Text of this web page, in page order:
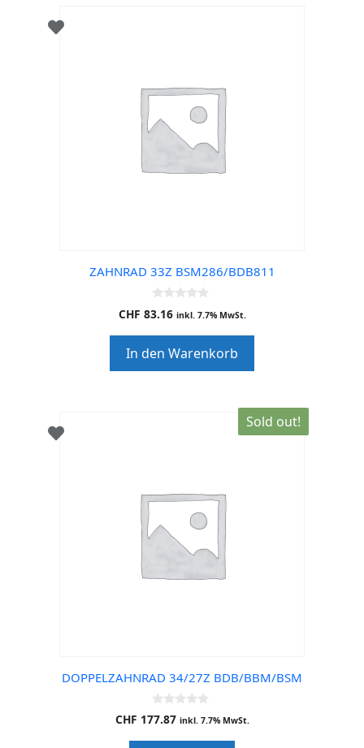
ZAHNRAD 33Z BSM286/BDB811
0
o
o
f
5
CHF 83.16 inkl. 7.7% MwSt.
In den Warenkorb
Sold out!
DOPPELZAHNRAD 34/27Z BDB/BBM/BSM
0
o
CHF 177.87 inkl. 7.7% MwSt.